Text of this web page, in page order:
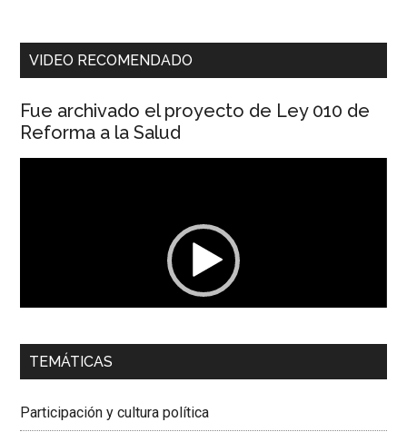
VIDEO RECOMENDADO
Fue archivado el proyecto de Ley 010 de
Reforma a la Salud
00:00 01:04
Colombiana
TEMÁTICAS
Participación y cultura política